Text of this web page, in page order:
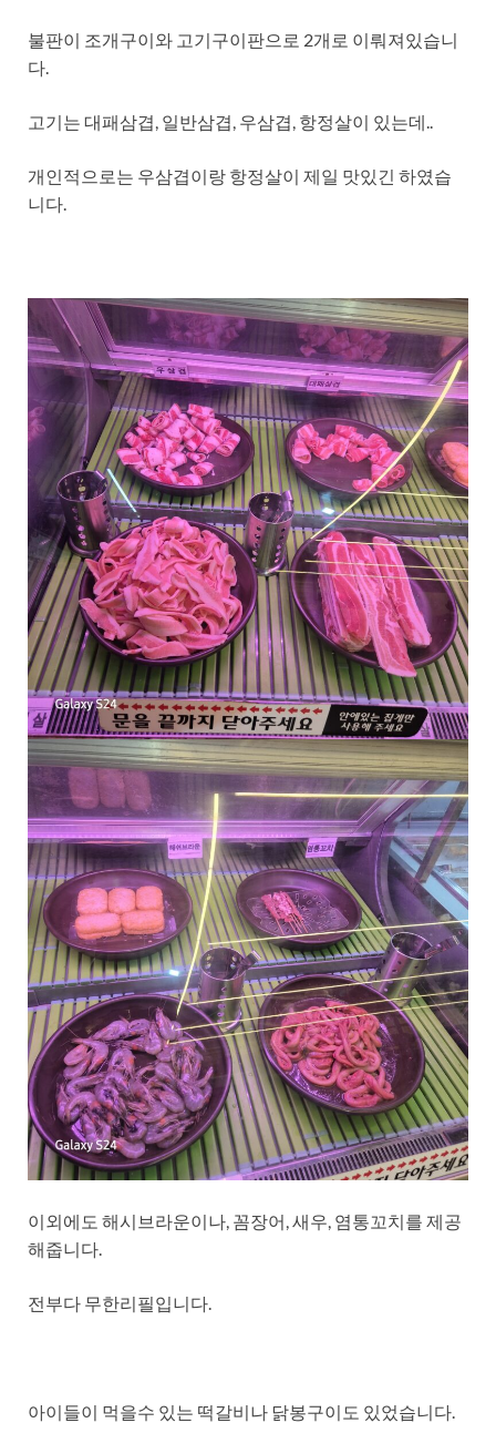
불판이 조개구이와 고기구이판으로 2개로 이뤄져있습니
다.
고기는 대패삼겹, 일반삼겹, 우삼겹, 항정살이 있는데..
개인적으로는 우삼겹이랑 항정살이 제일 맛있긴 하였습
니다.
이외에도 해시브라운이나, 꼼장어, 새우, 염통꼬치를 제공
해줍니다.
전부다 무한리필입니다.
아이들이 먹을수 있는 떡갈비나 닭봉구이도 있었습니다.